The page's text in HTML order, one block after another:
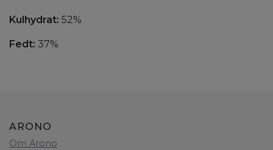
Kulhydrat: 52%
Fedt: 37%
ARONO
Om Arono